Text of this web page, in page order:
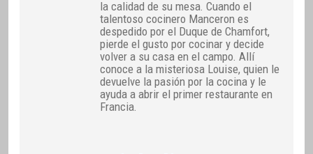
la calidad de su mesa. Cuando el
talentoso cocinero Manceron es
despedido por el Duque de Chamfort,
pierde el gusto por cocinar y decide
volver a su casa en el campo. Allí
conoce a la misteriosa Louise, quien le
devuelve la pasión por la cocina y le
ayuda a abrir el primer restaurante en
Francia.